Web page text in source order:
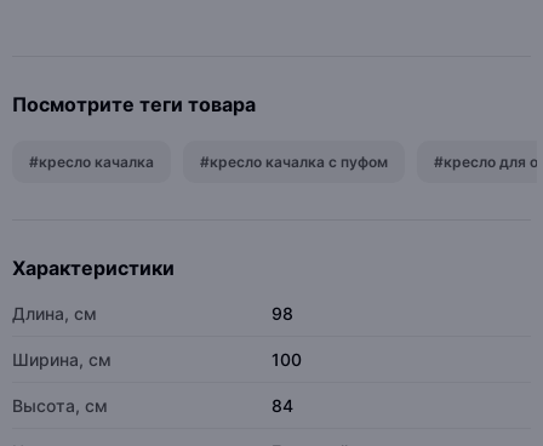
Посмотрите теги товара
#кресло качалка #кресло качалка с пуфом #кресло для
Характеристики
Длина, см 98
Ширина, см 100
Высота, см 84